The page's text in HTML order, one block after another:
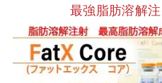
最強脂肪溶解